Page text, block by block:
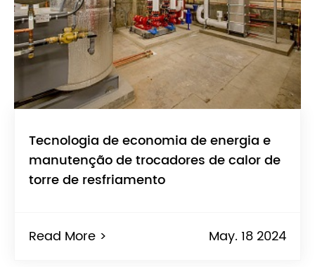
Tecnologia de economia de energia e
manutenção de trocadores de calor de
torre de resfriamento
Read More > May. 18 2024